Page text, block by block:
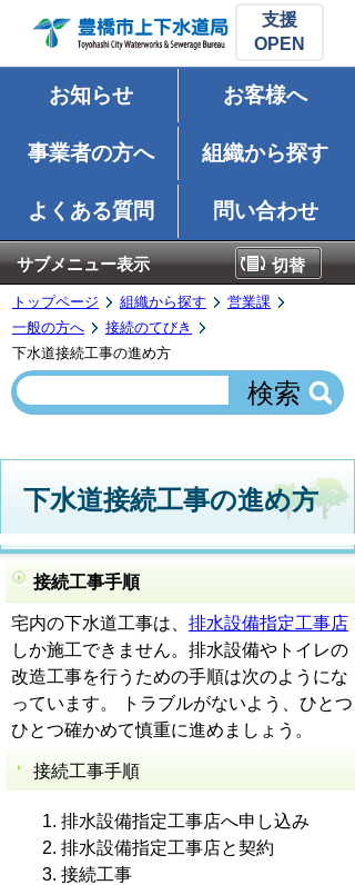
支援
お知らせ お客様へ
事業者の方へ 組織から探す
よくある質問 問い合わせ
サブメニュー表示 切替
トップページ 組織から探す
営業課
一般の方へ
接続のてびき
下水道接続工事の進め方
下水道接続工事の進め方
接続工事手順
宅内の下水道工事は、 排水設備指定工事店
しか施工できません。排水設備やトイレの
改造工事を行うための手順は次のようにな
っています。 トラブルがないよう、ひとつ
ひとつ確かめて慎重に進めましょう。
接続工事手順
排水設備指定工事店へ申し込み
排水設備指定工事店と契約
接続工事